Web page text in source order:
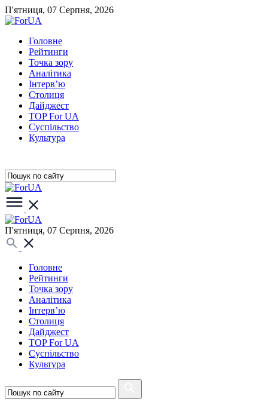
П'ятниця, 07 Серпня, 2026
Головне
Рейтинги
Точка зору
Аналітика
Інтерв’ю
Столиця
Дайджест
TOP For UA
Суспiльство
Культура
П'ятниця, 07 Серпня, 2026
Головне
Рейтинги
Точка зору
Аналітика
Інтерв’ю
Столиця
Дайджест
TOP For UA
Суспiльство
Культура